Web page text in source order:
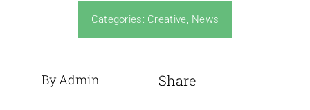
Categories: Creative, News
By Admin Share